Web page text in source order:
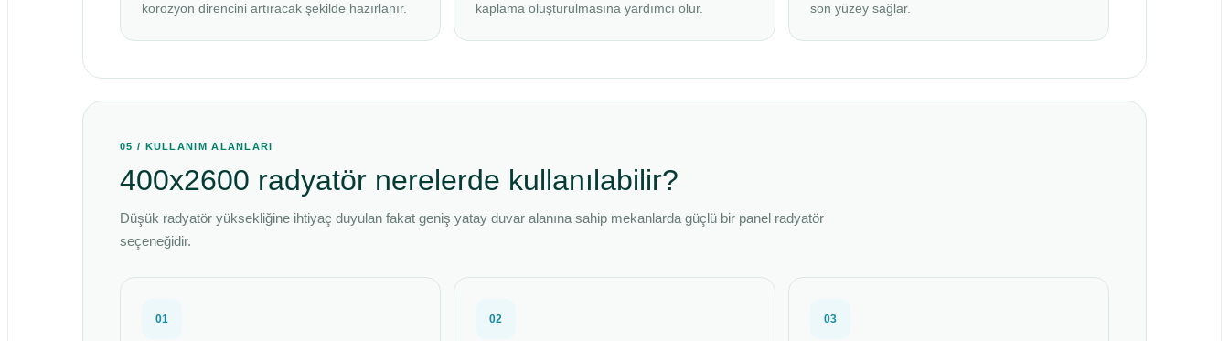
korozyon direncini artıracak şekilde hazırlanır.
kaplama oluşturulmasına yardımcı olur.
son yüzey sağlar.
05 / KULLANIM ALANLARI
400x2600 radyatör nerelerde kullanılabilir?
Düşük radyatör yüksekliğine ihtiyaç duyulan fakat geniş yatay duvar alanına sahip mekanlarda güçlü bir panel radyatör
seçeneğidir.
01 02 03